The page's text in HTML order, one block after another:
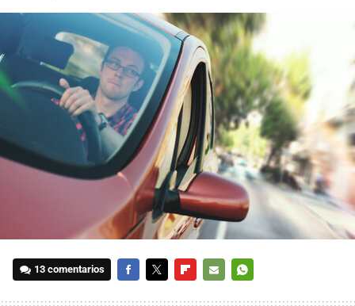
13 comentarios